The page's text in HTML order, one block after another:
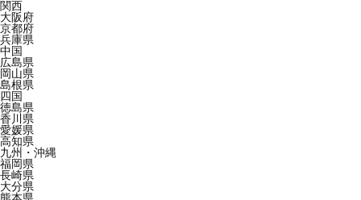
関西
大阪府
京都府
兵庫県
中国
広島県
岡山県
島根県
四国
徳島県
香川県
愛媛県
高知県
九州・沖縄
福岡県
長崎県
大分県